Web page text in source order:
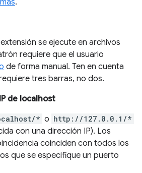
.
se ejecute en archivos
requiere que el usuario
de forma manual. Ten en cuenta
tres barras, no dos.
de localhost
* o http://127.0.0.1/*
con una dirección IP). Los
coinciden con todos los
que se especifique un puerto